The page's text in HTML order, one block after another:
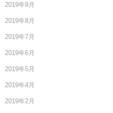
2019年9月
2019年8月
2019年7月
2019年6月
2019年5月
2019年4月
2019年2月